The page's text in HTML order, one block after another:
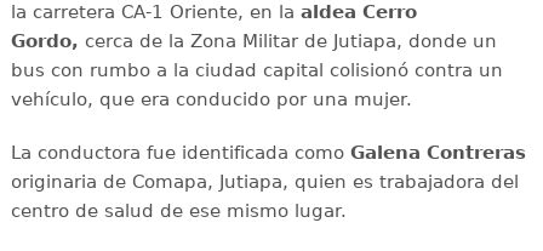
la carretera CA-1 Oriente, en la aldea Cerro
Gordo, cerca de la Zona Militar de Jutiapa, donde un
bus con rumbo a la ciudad capital colisionó contra un
vehículo, que era conducido por una mujer.
La conductora fue identificada comoGalena Contreras
originaria de Comapa, Jutiapa, quien es trabajadora del
centro de salud de ese mismo lugar.